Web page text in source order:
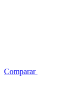
Comparar